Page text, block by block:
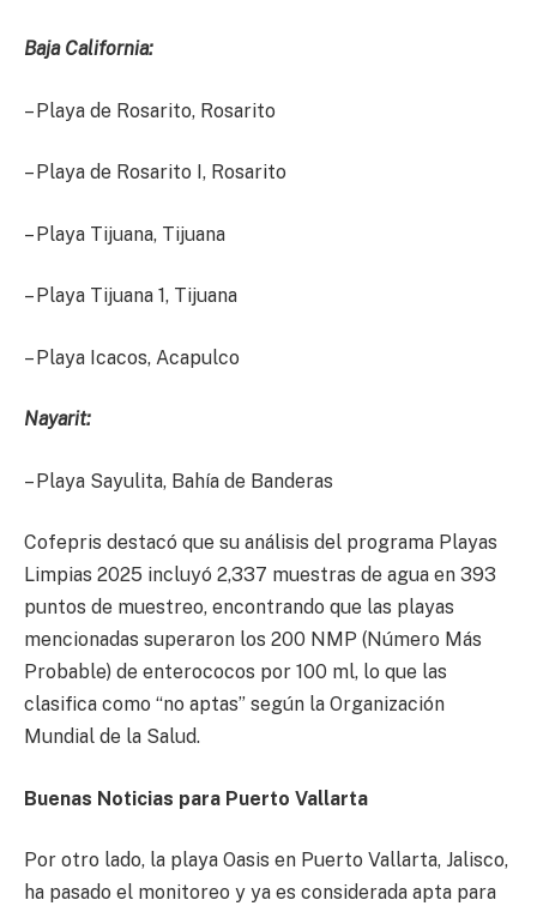
Baja California:
– Playa de Rosarito, Rosarito
– Playa de Rosarito I, Rosarito
– Playa Tijuana, Tijuana
– Playa Tijuana 1, Tijuana
– Playa Icacos, Acapulco
Nayarit:
– Playa Sayulita, Bahía de Banderas
Cofepris destacó que su análisis del programa Playas
Limpias 2025 incluyó 2,337 muestras de agua en 393
puntos de muestreo, encontrando que las playas
mencionadas superaron los 200 NMP (Número Más
Probable) de enterococos por 100 ml, lo que las
clasifica como “no aptas” según la Organización
Mundial de la Salud.
Buenas Noticias para Puerto Vallarta
Por otro lado, la playa Oasis en Puerto Vallarta, Jalisco,
ha pasado el monitoreo y ya es considerada apta para